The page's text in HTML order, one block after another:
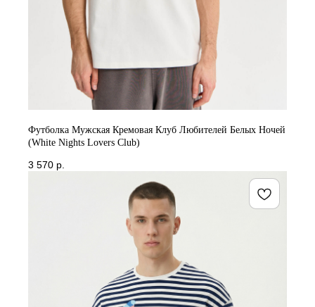
Футболка Мужская Кремовая Клуб Любителей Белых Ночей
(White Nights Lovers Club)
3 570 р.